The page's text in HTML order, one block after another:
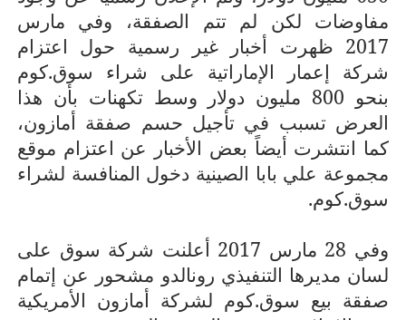
مفاوضات لكن لم تتم الصفقة، وفي مارس
2017 ظهرت أخبار غير رسمية حول اعتزام
شركة إعمار الإماراتية على شراء سوق.كوم
بنحو 800 مليون دولار وسط تكهنات بأن هذا
العرض تسبب في تأجيل حسم صفقة أمازون،
كما انتشرت أيضاً بعض الأخبار عن اعتزام موقع
مجموعة علي بابا الصينية دخول المنافسة لشراء
سوق.كوم.
وفي 28 مارس 2017 أعلنت شركة سوق على
لسان مديرها التنفيذي رونالدو مشحور عن إتمام
صفقة بيع سوق.كوم لشركة أمازون الأمريكية